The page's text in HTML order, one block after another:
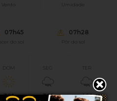
Vento Umidade
07h45
do sol
07h28
Pôr do sol
DOM
39°
SEG
39°
TER
40°